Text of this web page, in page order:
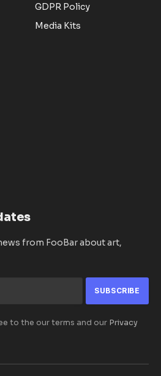
GDPR Policy
Media Kits
from FooBar about art,
to the our terms and our Privacy